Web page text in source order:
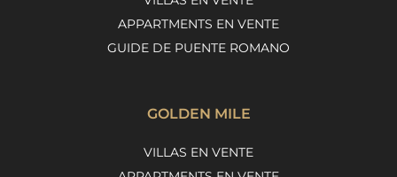
APPARTMENTS EN VENTE
GUIDE DE PUENTE ROMANO
GOLDEN MILE
VILLAS EN VENTE